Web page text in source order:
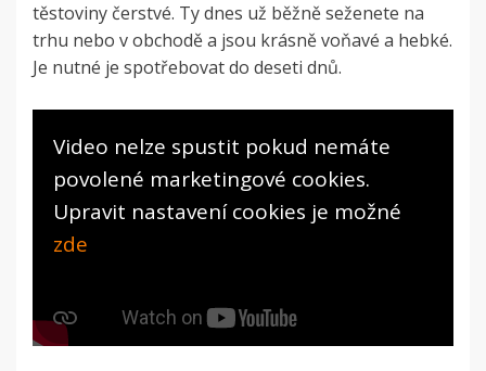
těstoviny čerstvé. Ty dnes už běžně seženete na
trhu nebo v obchodě a jsou krásně voňavé a hebké.
Je nutné je spotřebovat do deseti dnů.
Video nelze spustit pokud nemáte
povolené marketingové cookies.
Upravit nastavení cookies je možné
zde